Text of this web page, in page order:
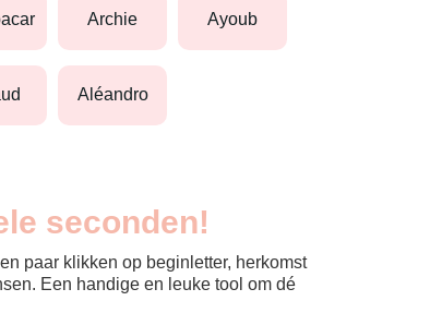
archie ayoub
aléandro
seconden!
paar klikken op beginletter, herkomst
Een handige en leuke tool om dé